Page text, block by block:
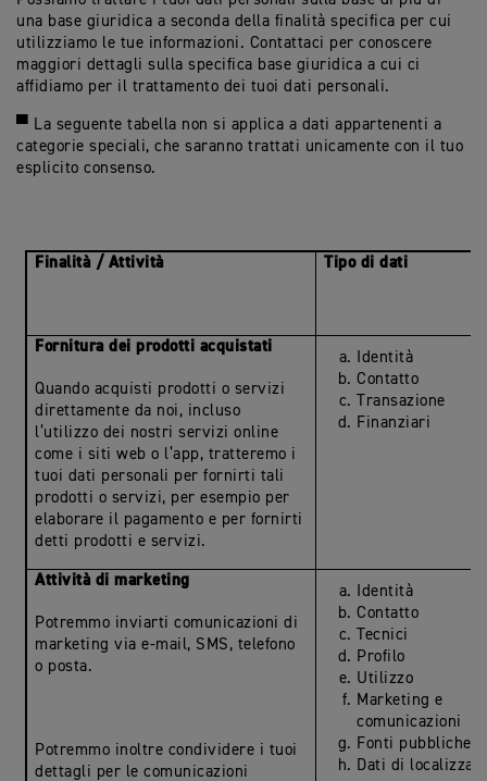
una base giuridica a seconda della finalità specifica per cui
utilizziamo le tue informazioni. Contattaci per conoscere
maggiori dettagli sulla specifica base giuridica a cui ci
affidiamo per il trattamento dei tuoi dati personali.
▀ La seguente tabella non si applica a dati appartenenti a
categorie speciali, che saranno trattati unicamente con il tuo
esplicito consenso.
Finalità / Attività Tipo di dati
Fornitura dei prodotti acquistati
Quando acquisti prodotti o servizi
direttamente da noi, incluso
l’utilizzo dei nostri servizi online
come i siti web o l’app, tratteremo i
tuoi dati personali per fornirti tali
prodotti o servizi, per esempio per
elaborare il pagamento e per fornirti
detti prodotti e servizi.
Identità
Contatto
Transazione
Finanziari
Attività di marketing
Potremmo inviarti comunicazioni di
marketing via e-mail, SMS, telefono
o posta.
Potremmo inoltre condividere i tuoi
dettagli per le comunicazioni
Identità
Contatto
Tecnici
Profilo
Utilizzo
Marketing e
comunicazioni
Fonti pubbliche
Dati di